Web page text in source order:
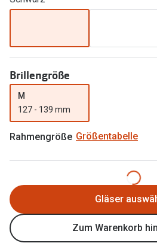
Gleitsicht Ratgeber
Alle Brillen Ratgeber
Angebote
Brillen 2 für 1
20% auf selbsttönende Gläser
Trends
Nuance Audio Brille
Ray-Ban Meta
Brillengröße
M
127 - 139 mm
Rahmengröße Größentabelle
Gläser
Zum Warenkorb